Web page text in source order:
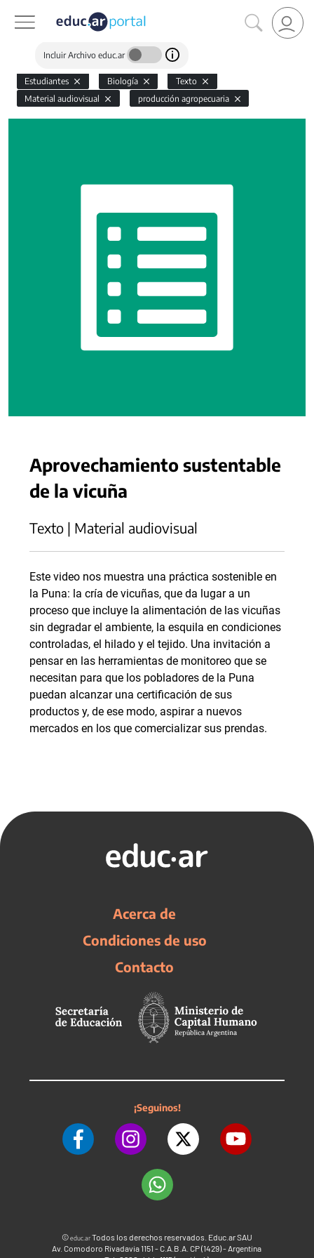
Incluir Archivo educ.ar
Estudiantes Biología
Texto
Material audiovisual
producción agropecuaria
Aprovechamiento sustentable
de la vicuña
Texto | Material audiovisual
Este video nos muestra una práctica sostenible en
la Puna: la cría de vicuñas, que da lugar a un
proceso que incluye la alimentación de las vicuñas
sin degradar el ambiente, la esquila en condiciones
controladas, el hilado y el tejido. Una invitación a
pensar en las herramientas de monitoreo que se
necesitan para que los pobladores de la Puna
puedan alcanzar una certificación de sus
productos y, de ese modo, aspirar a nuevos
mercados en los que comercializar sus prendas.
Acerca de
Condiciones de uso
Contacto
¡Seguinos!
©educ.arTodos los derechos reservados. Educ.ar SAU
Av. Comodoro Rivadavia 1151 - C.A.B.A. CP (1429) - Argentina